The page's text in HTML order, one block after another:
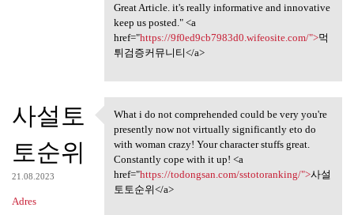
Great Article. it's really informative and innovative
keep us posted." <a
href="https://9f0ed9cb7983d0.wifeosite.com/">먹
튀검증커뮤니티</a>
사설토
토순위
21.08.2023
Adres
What i do not comprehended
What i do not comprehended could be very you're
presently now not virtually significantly eto do
with woman crazy! Your character stuffs great.
Constantly cope with it up! <a
href="https://todongsan.com/sstotoranking/">사설
토토순위</a>